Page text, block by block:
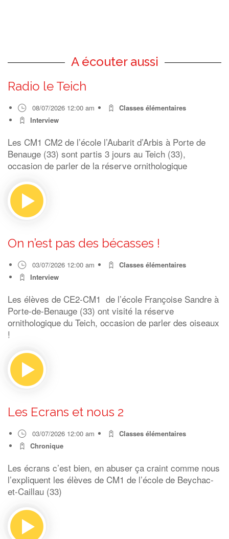
A écouter aussi
Radio le Teich
08/07/2026 12:00 am
Classes élémentaires
Interview
Les CM1 CM2 de l’école l’Aubarit d’Arbis à Porte de
Benauge (33) sont partis 3 jours au Teich (33),
occasion de parler de la réserve ornithologique
On n’est pas des bécasses !
03/07/2026 12:00 am
Classes élémentaires
Interview
Les élèves de CE2-CM1 de l’école Françoise Sandre à
Porte-de-Benauge (33) ont visité la réserve
ornithologique du Teich, occasion de parler des oiseaux
!
Les Ecrans et nous 2
03/07/2026 12:00 am
Classes élémentaires
Chronique
Les écrans c’est bien, en abuser ça craint comme nous
l’expliquent les élèves de CM1 de l’école de Beychac-
et-Caillau (33)